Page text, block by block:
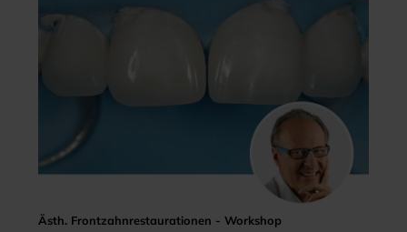
Ästh. Frontzahnrestaurationen - Workshop